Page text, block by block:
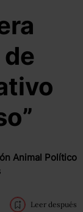
Animal Político
Leer después